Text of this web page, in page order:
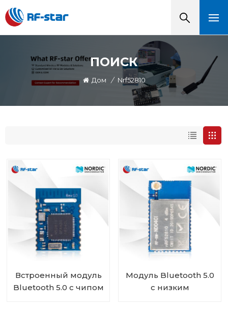
ПОИСК
Дом / Nrf52810
Встроенный модуль
Bluetooth 5.0 с чипом
Модуль Bluetooth 5.0
с низким